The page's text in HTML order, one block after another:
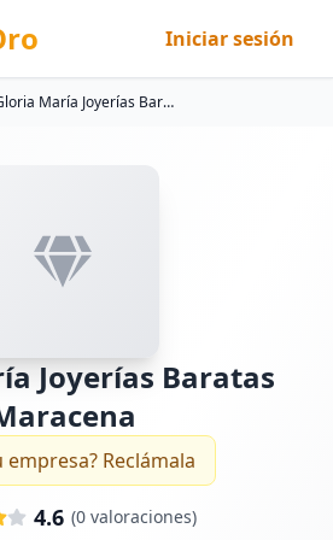
Iniciar sesión
Gloria María Joyerías Baratas Maracena
Joyerías Baratas
empresa? Reclámala
4.6 (0valoraciones)